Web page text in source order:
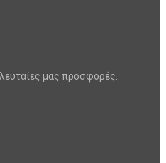
μας προσφορές.